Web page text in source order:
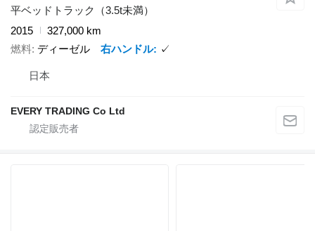
平ベッドトラック（3.5t未満）
2015
327,000 km
燃料 ディーゼル 右ハンドル ✓
日本
EVERY TRADING Co Ltd